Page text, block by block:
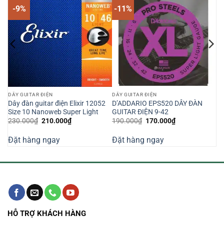
-9%
DÂY GUITAR ĐIỆN
Dây đàn guitar điện Elixir 12052
Size 10 Nanoweb Super Light
230.000₫ Giá
230.000₫.
210.000₫Giá
hiện
Đặt hàng ngay
-11%
DÂY GUITAR ĐIỆN
D’ADDARIO EPS520 DÂY ĐÀN
GUITAR ĐIỆN 9-42
190.000₫ Giá
190.000₫.
170.000₫Giá
hiện
Đặt hàng ngay
HỖ TRỢ KHÁCH HÀNG